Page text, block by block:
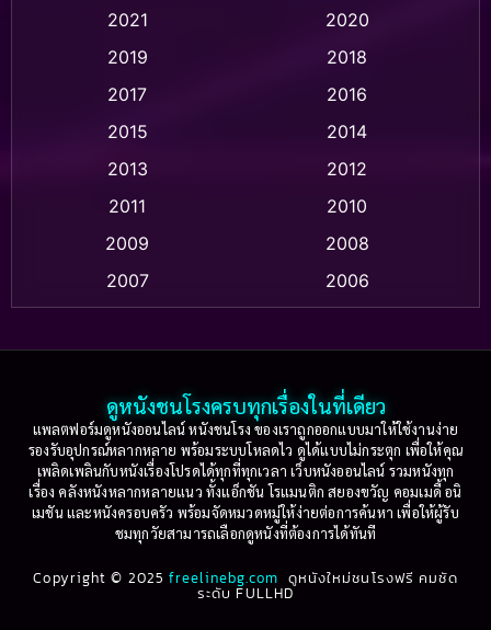
Animation แอนิเมชั่น (1)
Animation แอนิเมชัน (1)
Based on a True Story เรื่องจริง(36)
Based on Novel(16)
Betrayal(1)
Biography(3)
Biography ชีวประวัติ (61)
2021
2020
2019
2018
2017
2016
2015
2014
2013
2012
2011
2010
2009
2008
2007
2006
2003
2002
2001
2000
1999
1998
1997
1996
1995
1994
1993
1992
1991
1990
ดูหนังชนโรงครบทุกเรื่องในที่เดียว
แพลตฟอร์มดูหนังออนไลน์ หนังชนโรง ของเราถูกออกแบบมาให้ใช้งานง่าย
รองรับอุปกรณ์หลากหลาย พร้อมระบบโหลดไว ดูได้แบบไม่กระตุก เพื่อให้คุณ
เพลิดเพลินกับหนังเรื่องโปรดได้ทุกที่ทุกเวลา เว็บหนังออนไลน์ รวมหนังทุก
เรื่อง คลังหนังหลากหลายแนว ทั้งแอ็กชัน โรแมนติก สยองขวัญ คอมเมดี้ อนิ
เมชัน และหนังครอบครัว พร้อมจัดหมวดหมู่ให้ง่ายต่อการค้นหา เพื่อให้ผู้รับ
ชมทุกวัยสามารถเลือกดูหนังที่ต้องการได้ทันที
Copyright © 2025freelinebg.com ดูหนังใหม่ชนโรงฟรี คมชัด
ระดับ FULLHD